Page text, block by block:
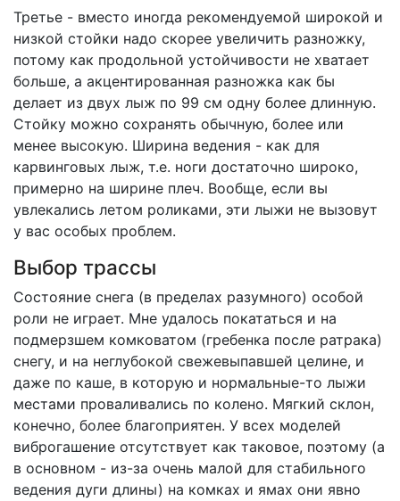
Третье - вместо иногда рекомендуемой широкой и
низкой стойки надо скорее увеличить разножку,
потому как продольной устойчивости не хватает
больше, а акцентированная разножка как бы
делает из двух лыж по 99 см одну более длинную.
Стойку можно сохранять обычную, более или
менее высокую. Ширина ведения - как для
карвинговых лыж, т.е. ноги достаточно широко,
примерно на ширине плеч. Вообще, если вы
увлекались летом роликами, эти лыжи не вызовут
у вас особых проблем.
Выбор трассы
Состояние снега (в пределах разумного) особой
роли не играет. Мне удалось покататься и на
подмерзшем комковатом (гребенка после ратрака)
снегу, и на неглубокой свежевыпавшей целине, и
даже по каше, в которую и нормальные-то лыжи
местами проваливались по колено. Мягкий склон,
конечно, более благоприятен. У всех моделей
виброгашение отсутствует как таковое, поэтому (а
в основном - из-за очень малой для стабильного
ведения дуги длины) на комках и ямах они явно